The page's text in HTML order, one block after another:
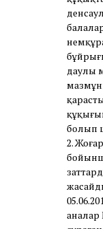
даулы
болып
2.
аналар